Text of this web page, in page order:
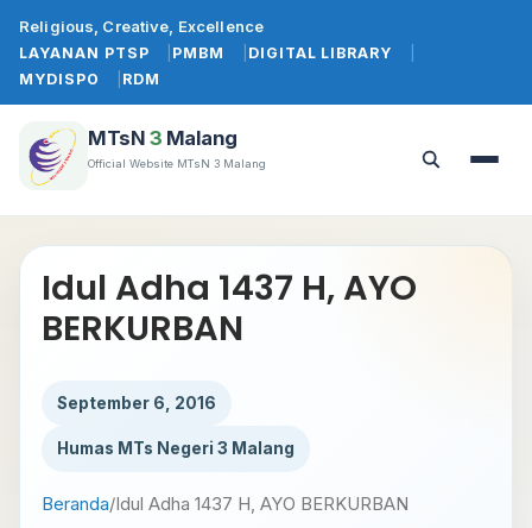
konten
Religious, Creative, Excellence
LAYANAN PTSP PMBM
DIGITAL LIBRARY
MYDISPO
RDM
MTsN 3 Malang
Official Website MTsN 3 Malang
Buka
Buka
Idul Adha 1437 H, AYO
BERKURBAN
September 6, 2016
Humas MTs Negeri 3 Malang
Beranda/Idul Adha 1437 H, AYO BERKURBAN